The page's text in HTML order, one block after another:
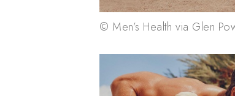
© Men’s Health via Glen